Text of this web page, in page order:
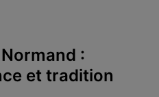
:
et tradition